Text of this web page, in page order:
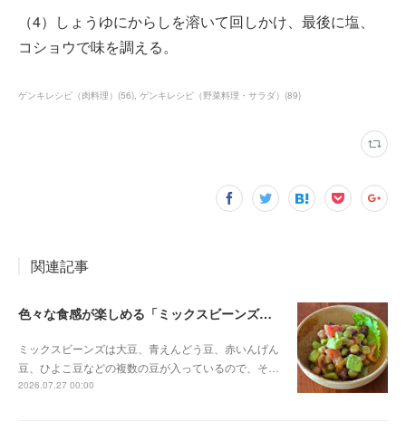
（4）しょうゆにからしを溶いて回しかけ、最後に塩、
コショウで味を調える。
ゲンキレシピ（肉料理） (56) ゲンキレシピ（野菜料理・サラダ） (89)
関連記事
色々な食感が楽しめる「ミックスビーンズとアボカドのサラダ」
ミックスビーンズは大豆、青えんどう豆、赤いんげん
豆、ひよこ豆などの複数の豆が入っているので、そ…
2026.07.27 00:00